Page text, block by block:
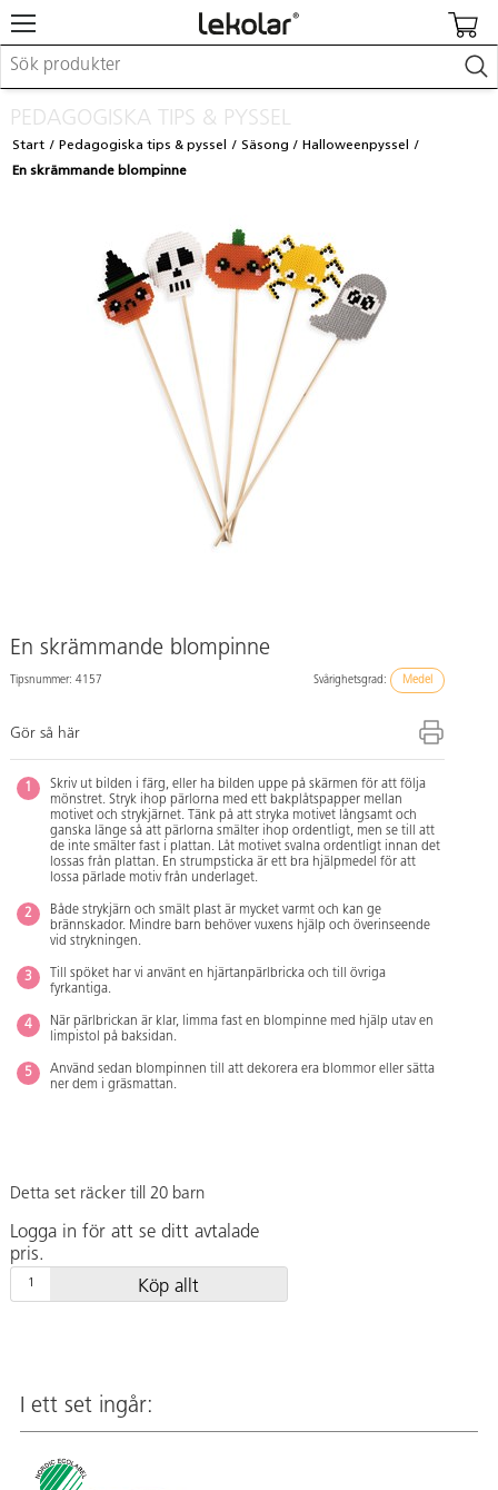
Möbler & inredning
Skapa
Leka
Skolförbrukning & kontorsmaterial
Logga in / Registrera dig
PEDAGOGISKA TIPS & PYSSEL
Start Pedagogiska tips & pyssel Säsong
Halloweenpyssel
En skrämmande blompinne
En skrämmande blompinne
Tipsnummer: 4157 Svårighetsgrad: Medel
Gör så här
Skriv ut bilden i färg, eller ha bilden uppe på skärmen för att följa
mönstret. Stryk ihop pärlorna med ett bakplåtspapper mellan
motivet och strykjärnet. Tänk på att stryka motivet långsamt och
ganska länge så att pärlorna smälter ihop ordentligt, men se till att
de inte smälter fast i plattan. Låt motivet svalna ordentligt innan det
lossas från plattan. En strumpsticka är ett bra hjälpmedel för att
lossa pärlade motiv från underlaget.
Både strykjärn och smält plast är mycket varmt och kan ge
brännskador. Mindre barn behöver vuxens hjälp och överinseende
vid strykningen.
Till spöket har vi använt en hjärtanpärlbricka och till övriga
fyrkantiga.
När pärlbrickan är klar, limma fast en blompinne med hjälp utav en
limpistol på baksidan.
Använd sedan blompinnen till att dekorera era blommor eller sätta
ner dem i gräsmattan.
Detta set räcker till 20 barn
Logga in för att se ditt avtalade
pris.
Köp allt
I ett set ingår: